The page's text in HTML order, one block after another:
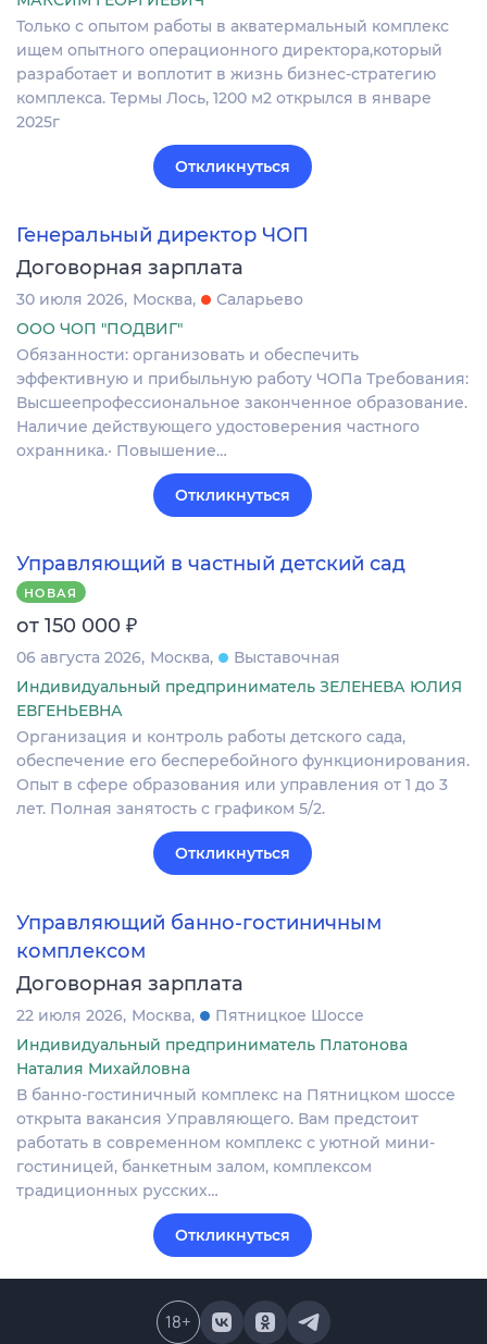
Только с опытом работы в акватермальный комплекс
ищем опытного операционного директора,который
разработает и воплотит в жизнь бизнес-стратегию
комплекса. Термы Лось, 1200 м2 открылся в январе
2025г
Откликнуться
Генеральный директор ЧОП
Договорная зарплата
30 июля 2026 Москва
Саларьево
ООО ЧОП "ПОДВИГ"
Обязанности: организовать и обеспечить
эффективную и прибыльную работу ЧОПа Требования:
Высшеепрофессиональное законченное образование.
Наличие действующего удостоверения частного
охранника.· Повышение…
Откликнуться
Управляющий в частный детский сад
НОВАЯ
от 150 000 ₽
06 августа 2026 Москва
Выставочная
Индивидуальный предприниматель ЗЕЛЕНЕВА ЮЛИЯ
ЕВГЕНЬЕВНА
Организация и контроль работы детского сада,
обеспечение его бесперебойного функционирования.
Опыт в сфере образования или управления от 1 до 3
лет. Полная занятость с графиком 5/2.
Откликнуться
Управляющий банно-гостиничным
комплексом
Договорная зарплата
22 июля 2026 Москва
Пятницкое Шоссе
Индивидуальный предприниматель Платонова
Наталия Михайловна
В банно-гостиничный комплекс на Пятницком шоссе
открыта вакансия Управляющего. Вам предстоит
работать в современном комплекс с уютной мини-
гостиницей, банкетным залом, комплексом
традиционных русских…
Откликнуться
18+